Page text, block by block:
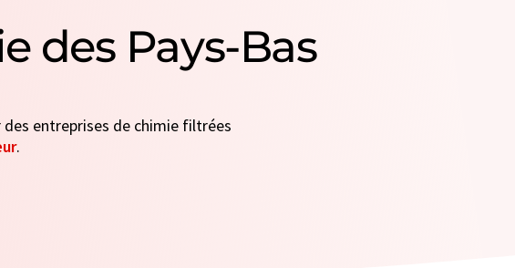
des Pays-Bas
entreprises de chimie filtrées
.